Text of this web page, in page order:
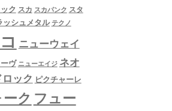
ク スカ スカパンク スタ
ッシュメタル テクノ
ニューウェイ
ヴ ニューエイジ ネオ
ック ピクチャーレ
ク フュー